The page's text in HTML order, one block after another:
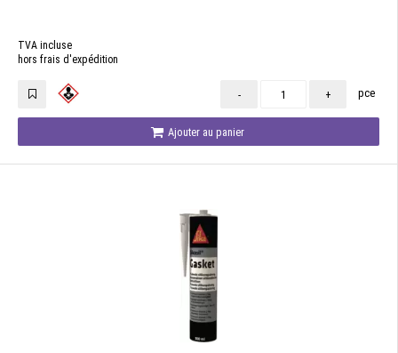
TVA incluse
hors frais d'expédition
- + pce
Ajouter au panier